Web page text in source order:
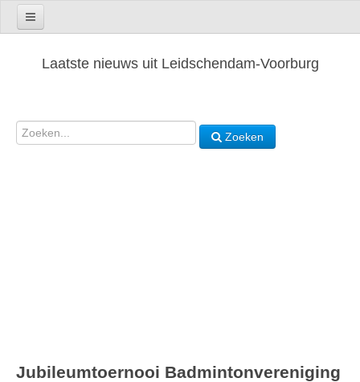
Laatste nieuws uit Leidschendam-Voorburg
Zoeken
Jubileumtoernooi Badmintonvereniging